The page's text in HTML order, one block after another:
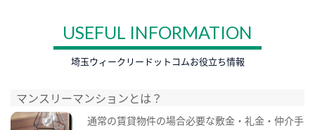
USEFUL INFORMATION
埼玉ウィークリードットコムお役立ち情報
マンスリーマンションとは？
通常の賃貸物件の場合必要な敷金・礼金・仲介手